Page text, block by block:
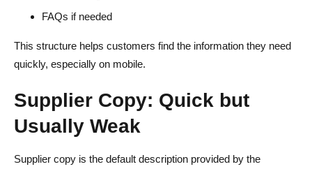
FAQs if needed
This structure helps customers find the information they need
quickly, especially on mobile.
Supplier Copy: Quick but
Usually Weak
Supplier copy is the default description provided by the